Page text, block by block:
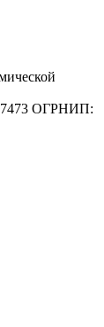
ОГРНИП: